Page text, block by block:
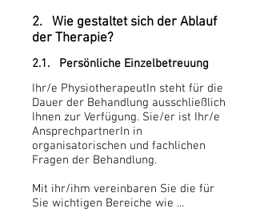
2. Wie gestaltet sich der Ablauf
der Therapie?
2.1. Persönliche Einzelbetreuung
Ihr/e PhysiotherapeutIn steht für die
Dauer der Behandlung ausschließlich
Ihnen zur Verfügung. Sie/er ist Ihr/e
AnsprechpartnerIn in
organisatorischen und fachlichen
Fragen der Behandlung.
Mit ihr/ihm vereinbaren Sie die für
Sie wichtigen Bereiche wie ...